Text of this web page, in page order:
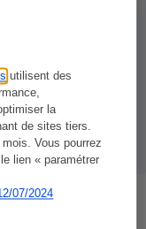
utilisent des
la
de sites tiers.
Vous pourrez
lien « paramétrer
07/2024
rassurés à